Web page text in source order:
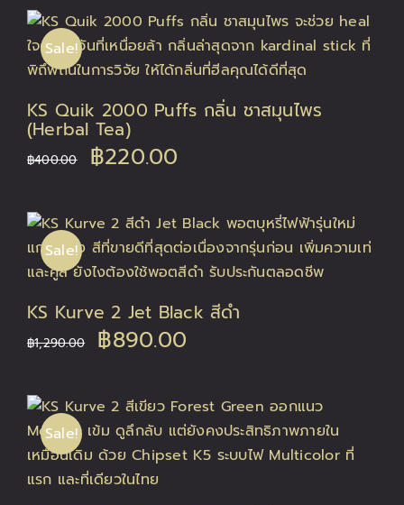
was:
฿400.00.
is:
฿220.00.
Sale!
KS Quik 2000 Puffs กลิ่น ชาสมุนไพร
(Herbal Tea)
฿400.00
Original
was:
฿400.00.
฿220.00
is:
฿220.00.
Sale!
KS Kurve 2 Jet Black สีดำ
฿1,290.00
Original
was:
฿1,290.00.
฿890.00
is:
฿890.00.
Sale!